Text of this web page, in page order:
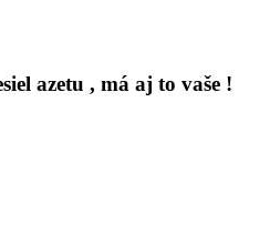
azetu , má aj to vaše !